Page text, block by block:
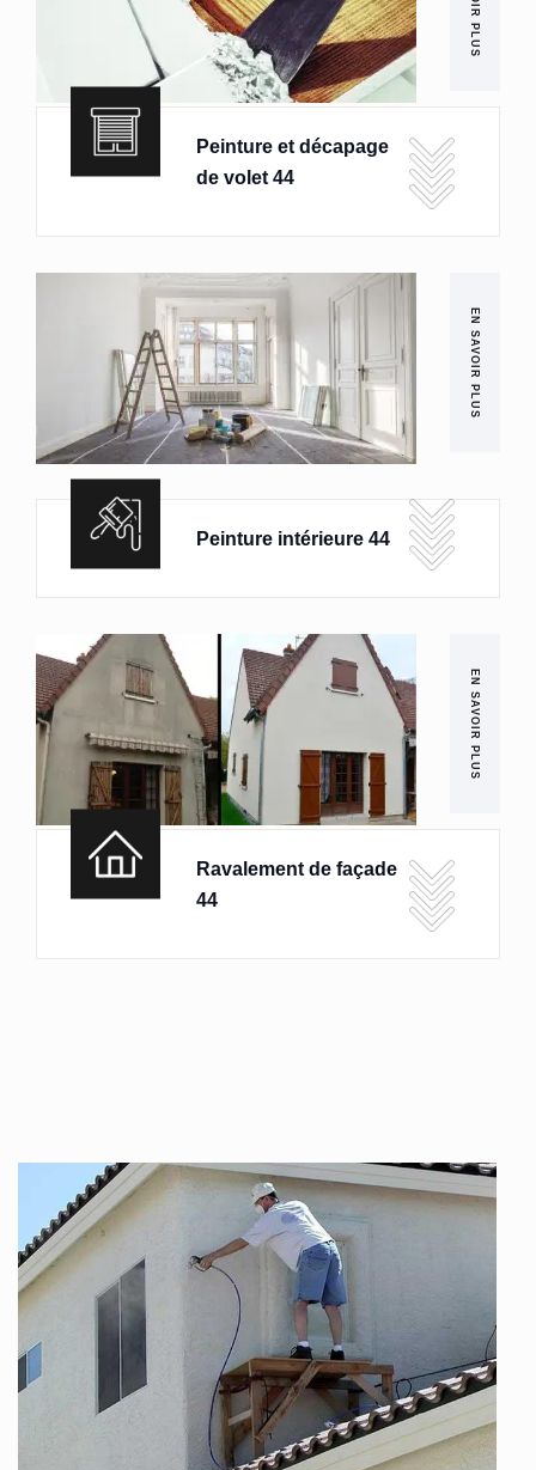
Peinture et décapage
de volet 44
EN SAVOIR PLUS
Peinture intérieure 44
EN SAVOIR PLUS
Ravalement de façade
44